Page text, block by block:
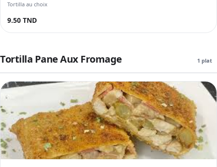
Tortilla au choix
9.50 TND
Tortilla Pane Aux Fromage 1 plat